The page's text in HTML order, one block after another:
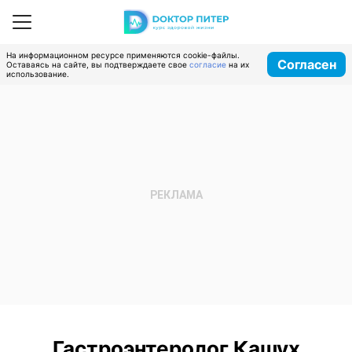
На информационном ресурсе применяются cookie-файлы.
Оставаясь на сайте, вы подтверждаете свое согласие на их
использование.
Согласен